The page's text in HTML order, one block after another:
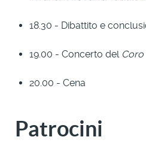
18.30 - Dibattito e
19.00 - Concerto del
20.00 - Cena
Patrocini